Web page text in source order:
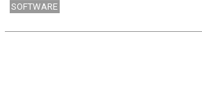
SOFTWARE